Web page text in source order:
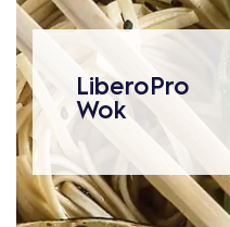
LiberoPro
Wok